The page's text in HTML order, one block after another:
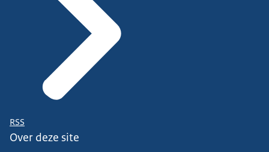
RSS
Over deze site